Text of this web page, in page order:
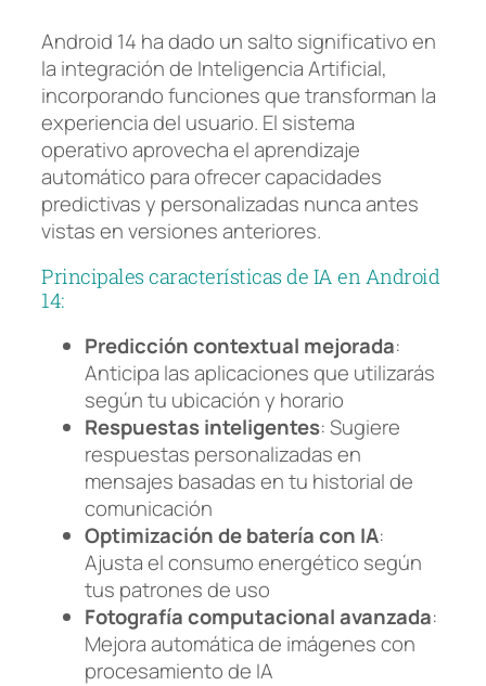
Android 14 ha dado un salto significativo en
la integración de Inteligencia Artificial,
incorporando funciones que transforman la
experiencia del usuario. El sistema
operativo aprovecha el aprendizaje
automático para ofrecer capacidades
predictivas y personalizadas nunca antes
vistas en versiones anteriores.
Principales características de IA en Android
14:
Predicción contextual mejorada:
Anticipa las aplicaciones que utilizarás
según tu ubicación y horario
Respuestas inteligentes: Sugiere
respuestas personalizadas en
mensajes basadas en tu historial de
comunicación
Optimización de batería con IA:
Ajusta el consumo energético según
tus patrones de uso
Fotografía computacional avanzada:
Mejora automática de imágenes con
procesamiento de IA